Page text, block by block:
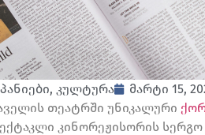
, კულტურა
მარტი 15,
თეატრში უნიკალური
კინორეჟისორის სერგო